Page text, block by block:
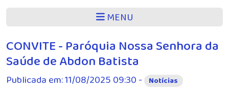
MENU
CONVITE - Paróquia Nossa Senhora da
Saúde de Abdon Batista
Publicada em: 11/08/2025 09:30 - Notícias